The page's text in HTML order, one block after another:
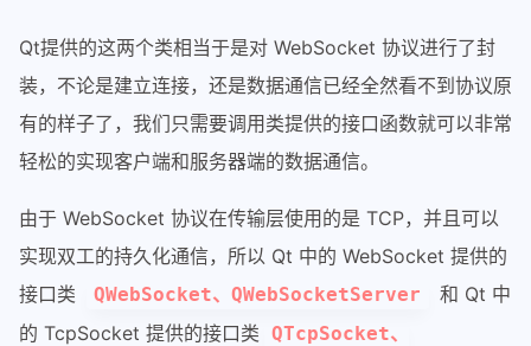
Qt提供的这两个类相当于是对 WebSocket 协议进行了封
装，不论是建立连接，还是数据通信已经全然看不到协议原
有的样子了，我们只需要调用类提供的接口函数就可以非常
轻松的实现客户端和服务器端的数据通信。
由于 WebSocket 协议在传输层使用的是 TCP，并且可以
实现双工的持久化通信，所以 Qt 中的 WebSocket 提供的
接口类
QWebSocket、QWebSocketServer
和 Qt 中
的 TcpSocket 提供的接口类 QTcpSocket、